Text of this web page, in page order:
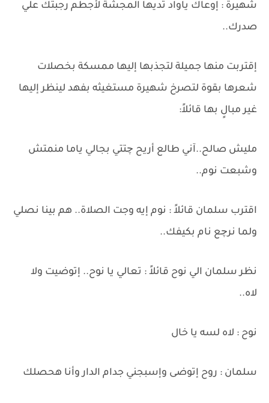
شهيرة : إوعاك ياواد تديها المجشة لأجطم رجبتك علي
صدرك..
إقتربت منها جميلة لتجذبها إليها ممسكة بخصلات
شعرها بقوة لتصرخ شهيرة مستغيثه بفهد لينظر إليها
غير مبالٍ بها قائلاً:
مليش صالح..آني طالع أريح چتتي بجالي ياما منمتش
وشبعت نوم..
اقترب سلمان قائلاً : نوم إيه وجت الصلاة.. هم بينا نصلي
ولما نرچع نام بكيفك..
نظر سلمان الي نوح قائلاً : تعالي يا نوح.. إتوضيت ولا
لاه..
نوح : لاه لسه يا خال
سلمان : روح إتوضى وإسبجني جدام الدار وأنا هحصلك